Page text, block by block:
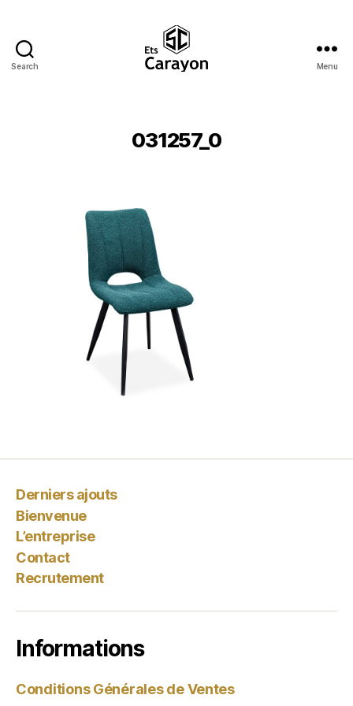
Search Menu
031257_0
Derniers ajouts
Bienvenue
L’entreprise
Contact
Recrutement
Informations
Conditions Générales de Ventes